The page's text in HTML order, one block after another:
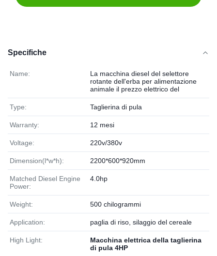
Specifiche
Name:
La macchina diesel del selettore
rotante dell'erba per alimentazione
animale il prezzo elettrico del
Type: Taglierina di pula
Warranty: 12 mesi
Voltage: 220v/380v
Dimension(l*w*h): 2200*600*920mm
Matched Diesel Engine
Power:
4.0hp
Weight: 500 chilogrammi
Application: paglia di riso, silaggio del cereale
High Light:
Macchina elettrica della taglierina
di pula 4HP